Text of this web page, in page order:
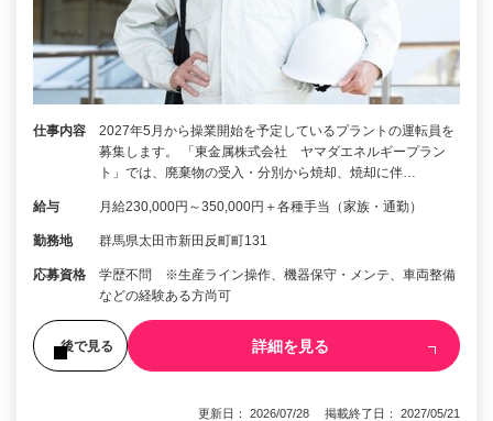
仕事内容
2027年5月から操業開始を予定しているプラントの運転員を
募集します。 「東金属株式会社 ヤマダエネルギープラン
ト」では、廃棄物の受入・分別から焼却、焼却に伴…
給与 月給230,000円～350,000円＋各種手当（家族・通勤）
勤務地 群馬県太田市新田反町町131
応募資格
学歴不問 ※生産ライン操作、機器保守・メンテ、車両整備
などの経験ある方尚可
後で見る 詳細を見る
更新日： 2026/07/28 掲載終了日： 2027/05/21